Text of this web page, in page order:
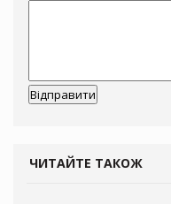
ЧИТАЙТЕ ТАКОЖ